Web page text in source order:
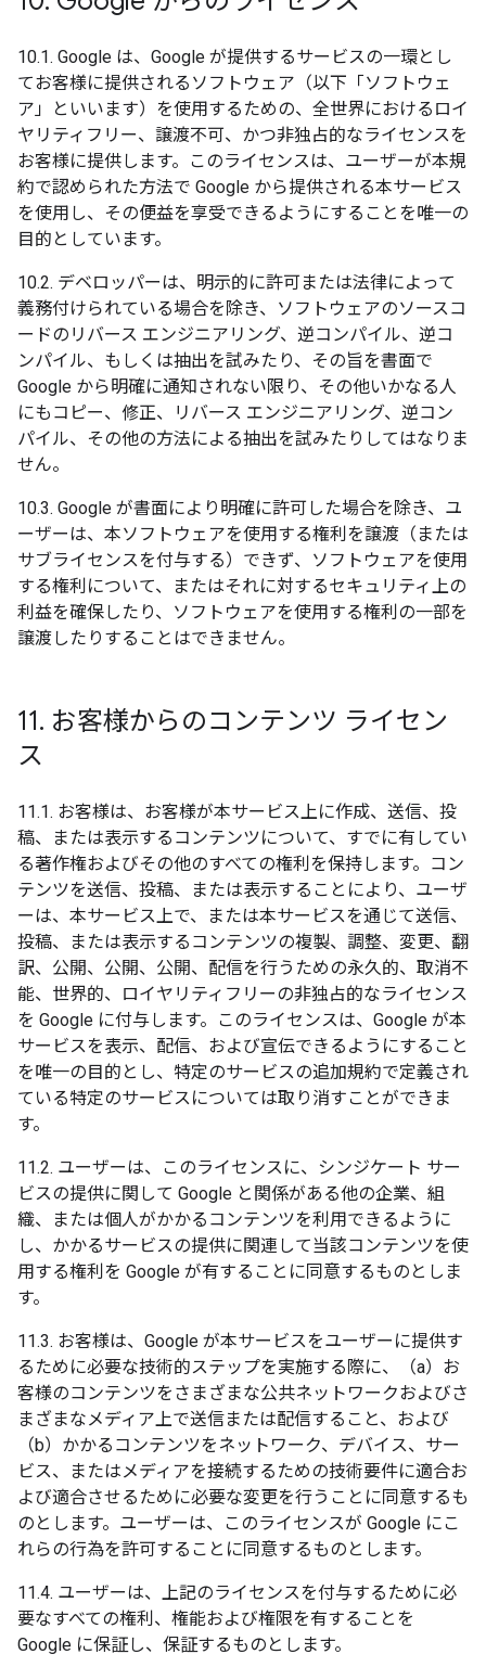
10.1. Google は、Google が提供するサービスの一環とし
てお客様に提供されるソフトウェア（以下「ソフトウェ
ア」といいます）を使用するための、全世界におけるロイ
ヤリティフリー、譲渡不可、かつ非独占的なライセンスを
お客様に提供します。このライセンスは、ユーザーが本規
約で認められた方法で Google から提供される本サービス
を使用し、その便益を享受できるようにすることを唯一の
目的としています。
10.2. デベロッパーは、明示的に許可または法律によって
義務付けられている場合を除き、ソフトウェアのソースコ
ードのリバース エンジニアリング、逆コンパイル、逆コ
ンパイル、もしくは抽出を試みたり、その旨を書面で
Google から明確に通知されない限り、その他いかなる人
にもコピー、修正、リバース エンジニアリング、逆コン
パイル、その他の方法による抽出を試みたりしてはなりま
せん。
10.3. Google が書面により明確に許可した場合を除き、ユ
ーザーは、本ソフトウェアを使用する権利を譲渡（または
サブライセンスを付与する）できず、ソフトウェアを使用
する権利について、またはそれに対するセキュリティ上の
利益を確保したり、ソフトウェアを使用する権利の一部を
譲渡したりすることはできません。
11. お客様からのコンテンツ ライセン
ス
11.1. お客様は、お客様が本サービス上に作成、送信、投
稿、または表示するコンテンツについて、すでに有してい
る著作権およびその他のすべての権利を保持します。コン
テンツを送信、投稿、または表示することにより、ユーザ
ーは、本サービス上で、または本サービスを通じて送信、
投稿、または表示するコンテンツの複製、調整、変更、翻
訳、公開、公開、公開、配信を行うための永久的、取消不
能、世界的、ロイヤリティフリーの非独占的なライセンス
を Google に付与します。このライセンスは、Google が本
サービスを表示、配信、および宣伝できるようにすること
を唯一の目的とし、特定のサービスの追加規約で定義され
ている特定のサービスについては取り消すことができま
す。
11.2. ユーザーは、このライセンスに、シンジケート サー
ビスの提供に関して Google と関係がある他の企業、組
織、または個人がかかるコンテンツを利用できるように
し、かかるサービスの提供に関連して当該コンテンツを使
用する権利を Google が有することに同意するものとしま
す。
11.3. お客様は、Google が本サービスをユーザーに提供す
るために必要な技術的ステップを実施する際に、（a）お
客様のコンテンツをさまざまな公共ネットワークおよびさ
まざまなメディア上で送信または配信すること、および
（b）かかるコンテンツをネットワーク、デバイス、サー
ビス、またはメディアを接続するための技術要件に適合お
よび適合させるために必要な変更を行うことに同意するも
のとします。ユーザーは、このライセンスが Google にこ
れらの行為を許可することに同意するものとします。
11.4. ユーザーは、上記のライセンスを付与するために必
要なすべての権利、権能および権限を有することを
Google に保証し、保証するものとします。